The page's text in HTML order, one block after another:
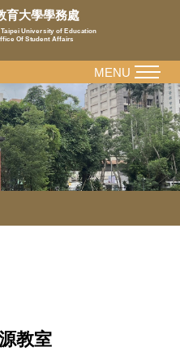
育大學學務處
University of Education
Of Student Affairs
MENU
教室